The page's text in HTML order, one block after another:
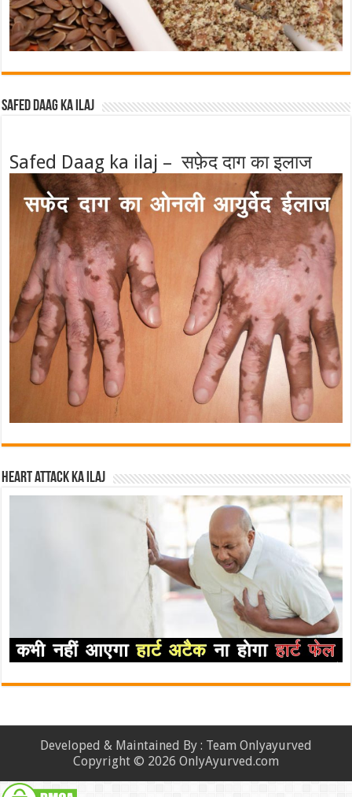
Safed Daag ka ilaj
Safed Daag ka ilaj – सफ़ेद दाग का इलाज
Heart attack ka ilaj
Developed & Maintained By : Team Onlyayurved
Copyright © 2026 OnlyAyurved.com